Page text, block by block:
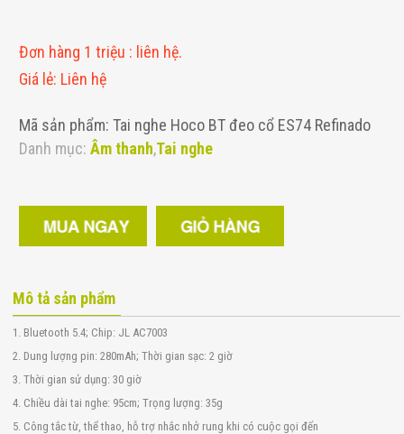
Đơn hàng 1 triệu : liên hệ.
Giá lẻ: Liên hệ
Mã sản phẩm: Tai nghe Hoco BT đeo cổ ES74 Refinado
Danh mục:Âm thanh,Tai nghe
Mô tả sản phẩm
1. Bluetooth 5.4; Chip: JL AC7003
2. Dung lượng pin: 280mAh; Thời gian sạc: 2 giờ
3. Thời gian sử dụng: 30 giờ
4. Chiều dài tai nghe: 95cm; Trọng lượng: 35g
5. Công tắc từ, thể thao, hỗ trợ nhắc nhở rung khi có cuộc gọi đến